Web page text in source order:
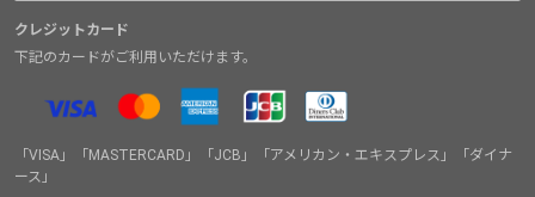
クレジットカード
下記のカードがご利用いただけます。
「VISA」「MASTERCARD」「JCB」「アメリカン・エキスプレス」「ダイナ
ース」